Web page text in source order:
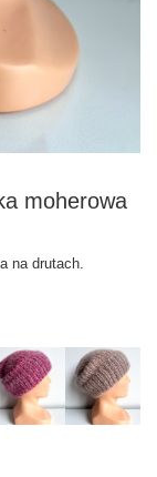
moherowa
na drutach.